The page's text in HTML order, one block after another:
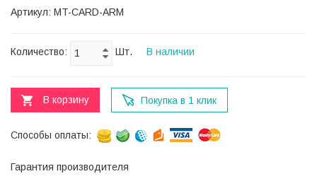
Артикул: MT-CARD-ARM
Количество: Шт. В наличии
В корзину Покупка в 1 клик
Способы оплаты:
Гарантия производителя